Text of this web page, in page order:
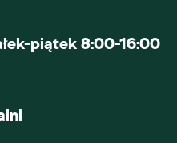
piątek 8:00-16:00